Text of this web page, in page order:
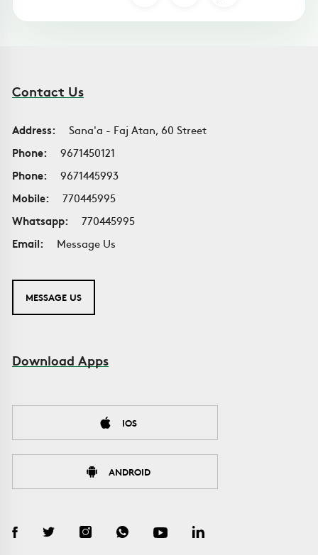
Contact Us
Address:
Sana'a - Faj Atan, 60 Street
Phone:
9671450121
Phone:
9671445993
Mobile:
770445995
Whatsapp:
770445995
Email:
Message Us
MESSAGE US
Download Apps
IOS
ANDROID